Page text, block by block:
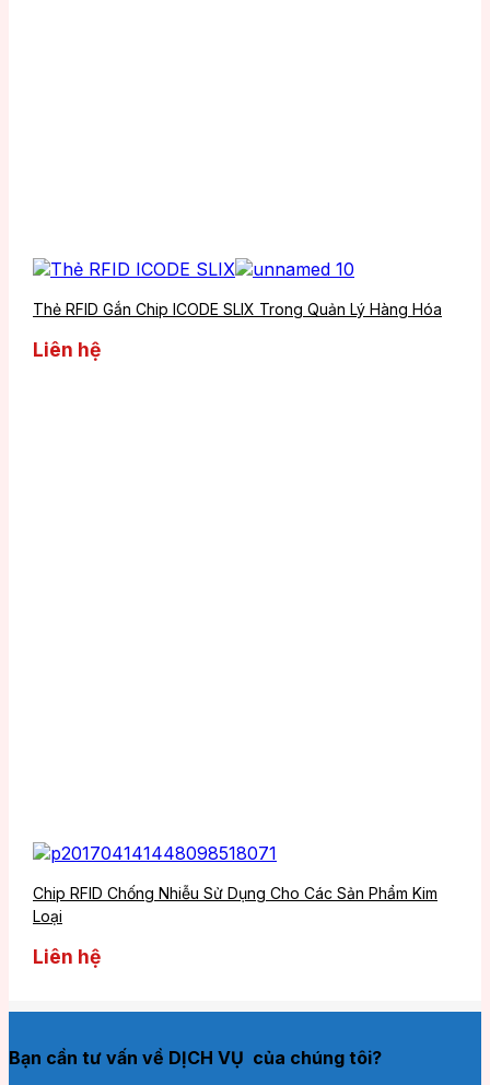
Thẻ RFID Gắn Chip ICODE SLIX Trong Quản Lý Hàng Hóa
Liên hệ
Chip RFID Chống Nhiễu Sử Dụng Cho Các Sản Phẩm Kim
Loại
Liên hệ
Bạn cần tư vấn về DỊCH VỤ của chúng tôi?